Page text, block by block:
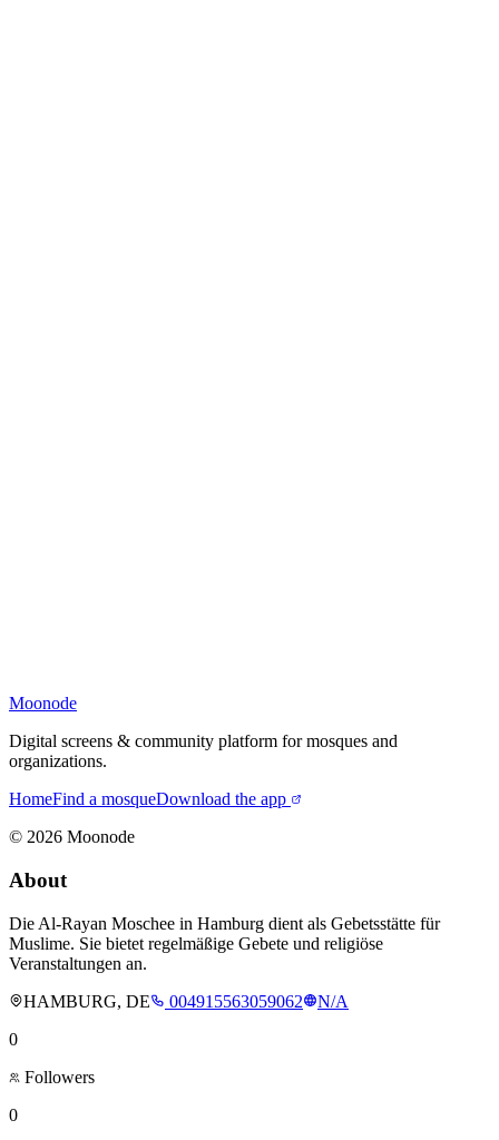
Moonode
Digital screens & community platform for mosques and
organizations.
HomeFind a mosqueDownload the app
© 2026 Moonode
About
Die Al-Rayan Moschee in Hamburg dient als Gebetsstätte für
Muslime. Sie bietet regelmäßige Gebete und religiöse
Veranstaltungen an.
HAMBURG, DE
004915563059062
N/A
0
Followers
0